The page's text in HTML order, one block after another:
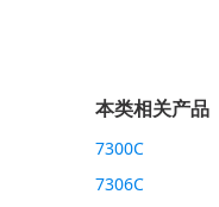
( 41 )
( 43 )
本类相关产品
7300C
7306C